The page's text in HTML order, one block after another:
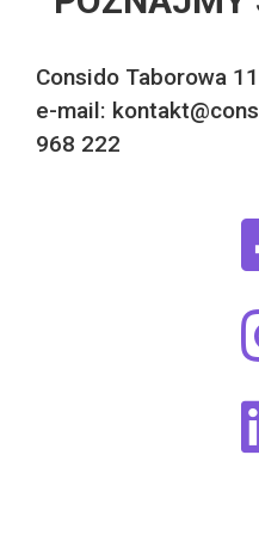
Consido Taborowa
e-mail:
968 222